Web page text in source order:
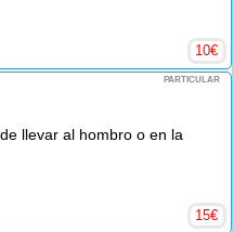
10€
PARTICULAR
llevar al hombro o en la
15€